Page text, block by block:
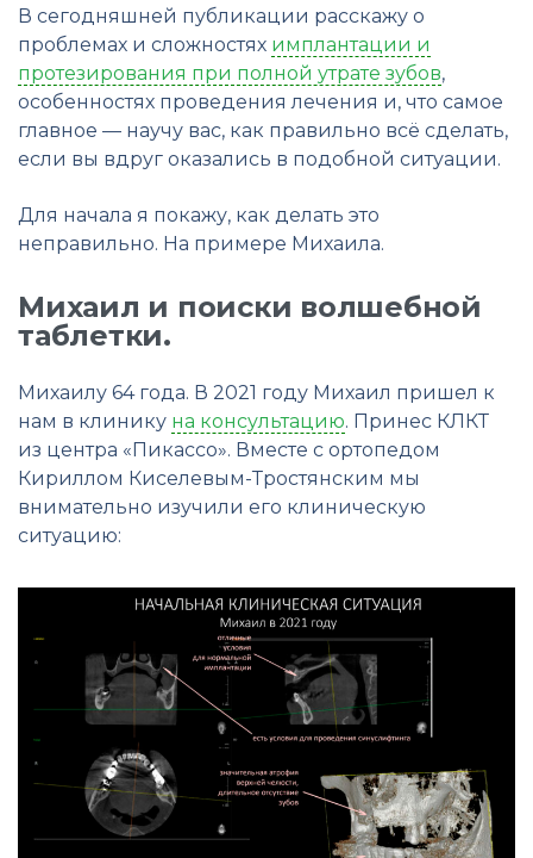
В сегодняшней публикации расскажу о
проблемах и сложностях имплантации и
протезирования при полной утрате зубов,
особенностях проведения лечения и, что самое
главное — научу вас, как правильно всё сделать,
если вы вдруг оказались в подобной ситуации.
Для начала я покажу, как делать это
неправильно. На примере Михаила.
Михаил и поиски волшебной
таблетки.
Михаилу 64 года. В 2021 году Михаил пришел к
нам в клинику на консультацию. Принес КЛКТ
из центра «Пикассо». Вместе с ортопедом
Кириллом Киселевым-Тростянским мы
внимательно изучили его клиническую
ситуацию: